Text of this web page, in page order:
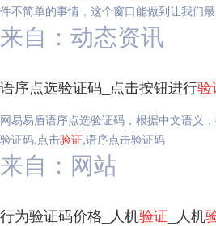
件不简单的事情，这个窗口能做到让我们
来自：动态资讯
语序点选验证码_点击按钮进行验
网易易盾语序点选验证码，根据中文语义
验证码,点击验证,语序点击验证码
来自：网站
行为验证码价格_人机验证 _人机